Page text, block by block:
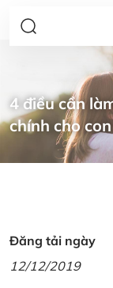
4 điều cần
chính cho
Đăng tải ngày
12/12/2019